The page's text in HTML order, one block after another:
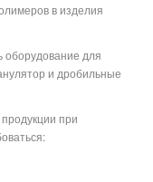
в изделия
оборудование для
и дробильные
при